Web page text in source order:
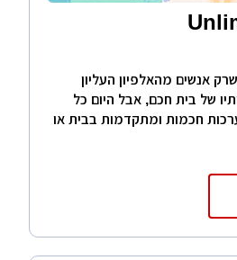
אנשים מהאלפיון העליון
של בית חכם, אבל היום כל
חכמות ומתקדמות בבית או